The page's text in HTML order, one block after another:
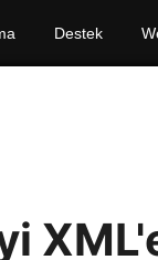
Destek